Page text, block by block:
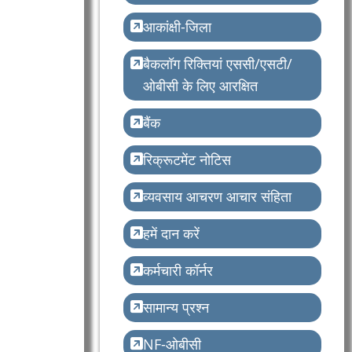
आकांक्षी-जिला
बैकलॉग रिक्तियां एससी/एसटी/
ओबीसी के लिए आरक्षित
बैंक
रिक्रूटमेंट नोटिस
व्यवसाय आचरण आचार संहिता
हमें दान करें
कर्मचारी कॉर्नर
सामान्य प्रश्न
NF-ओबीसी